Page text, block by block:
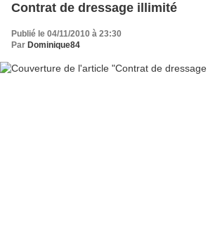
Contrat de dressage illimité
Publié le 04/11/2010 à 23:30
Par Dominique84